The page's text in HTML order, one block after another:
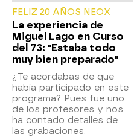
FELIZ 20 AÑOS NEOX
La experiencia de
Miguel Lago en Curso
del 73: "Estaba todo
muy bien preparado"
¿Te acordabas de que
había participado en este
programa? Pues fue uno
de los profesores y nos
ha contado detalles de
las grabaciones.